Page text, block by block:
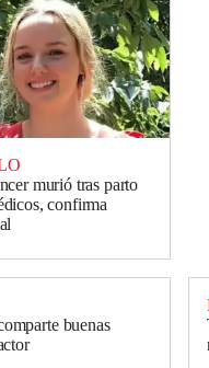
murió tras parto
confirma
buenas